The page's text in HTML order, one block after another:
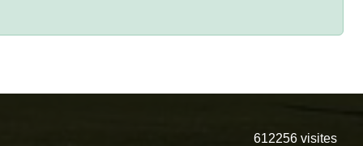
612256 visites